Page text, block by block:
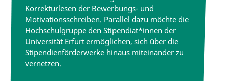
Korrekturlesen der Bewerbungs- und
Motivationsschreiben. Parallel dazu möchte die
Hochschulgruppe den Stipendiat*innen der
Universität Erfurt ermöglichen, sich über die
Stipendienförderwerke hinaus miteinander zu
vernetzen.